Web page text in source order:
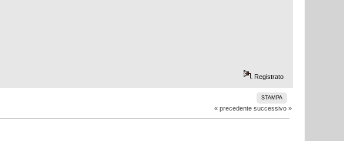
Registrato
STAMPA
« precedente successivo »